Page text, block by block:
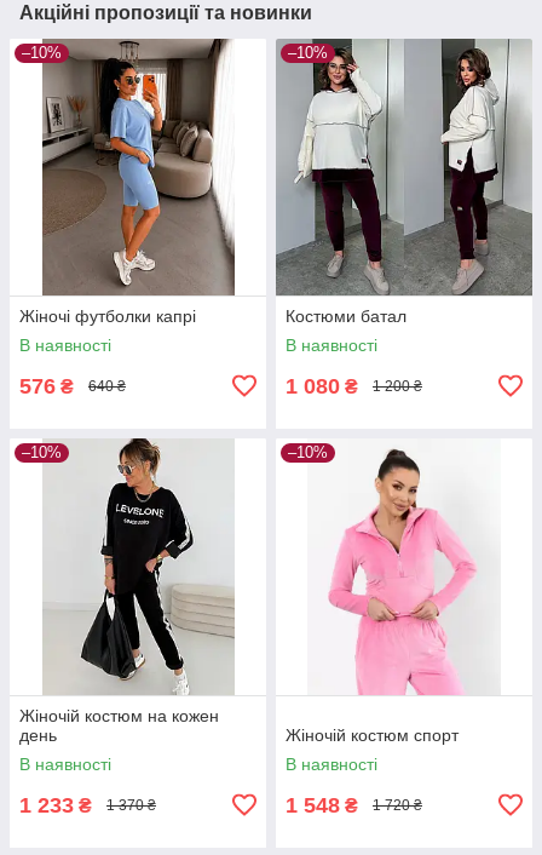
Акційні пропозиції та новинки
–10%
Жіночі футболки капрі
В наявності
576 ₴ 640 ₴
–10%
Костюми батал
В наявності
1 080 ₴ 1 200 ₴
–10%
Жіночій костюм на кожен
день
В наявності
1 233 ₴ 1 370 ₴
–10%
Жіночій костюм спорт
В наявності
1 548 ₴ 1 720 ₴